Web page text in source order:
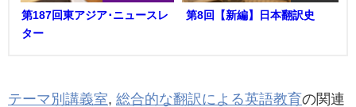
第187回東アジア･ニュースレ
ター
第8回【新編】日本翻訳史
テーマ別講義室 総合的な翻訳による英語教育の関連